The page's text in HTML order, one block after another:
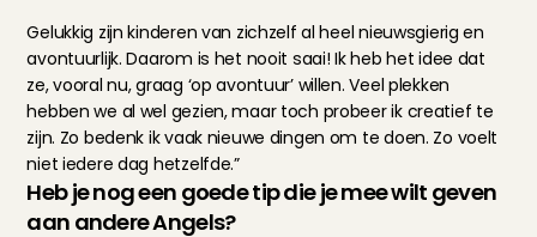
Gelukkig zijn kinderen van zichzelf al heel nieuwsgierig en
avontuurlijk. Daarom is het nooit saai! Ik heb het idee dat
ze, vooral nu, graag ‘op avontuur’ willen. Veel plekken
hebben we al wel gezien, maar toch probeer ik creatief te
zijn. Zo bedenk ik vaak nieuwe dingen om te doen. Zo voelt
niet iedere dag hetzelfde.”
Heb je nog een goede tip die je mee wilt geven
aan andere Angels?